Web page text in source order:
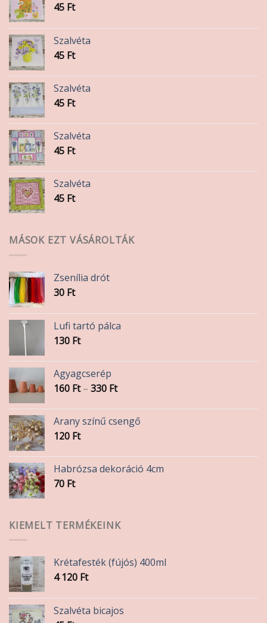
45 Ft
Szalvéta
45 Ft
Szalvéta
45 Ft
Szalvéta
45 Ft
Szalvéta
45 Ft
MÁSOK EZT VÁSÁROLTÁK
Zsenília drót
30 Ft
Lufi tartó pálca
130 Ft
Agyagcserép
160 Ft – 330 FtÁrtartomány:
-
330 Ft
Arany színű csengő
120 Ft
Habrózsa dekoráció 4cm
70 Ft
KIEMELT TERMÉKEINK
Krétafesték (fújós) 400ml
4 120 Ft
Szalvéta bicajos